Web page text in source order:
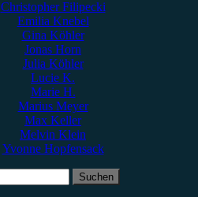
Christopher Filipecki
Emilia Knebel
Gina Köhler
Jonas Horn
Julia Köhler
Lucie K.
Marie H.
Marius Meyer
Max Keller
Melvin Klein
Yvonne Hopfensack